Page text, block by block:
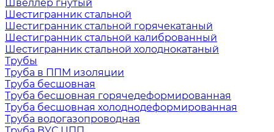
Швеллер гнутый
Шестигранник стальной
Шестигранник стальной горячекатаный
Шестигранник стальной калиброванный
Шестигранник стальной холоднокатаный
Трубы
Труба в ППМ изоляции
Труба бесшовная
Труба бесшовная горячедеформированная
Труба бесшовная холоднодеформированная
Труба водогазопроводная